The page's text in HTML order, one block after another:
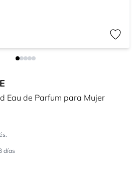
Eau de Parfum para Mujer
días